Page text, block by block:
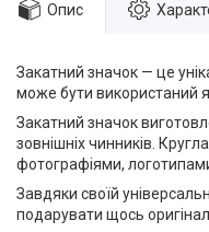
Опис
Закатний значок — це
може бути використаний
Закатний значок
зовнішніх чинників.
фотографіями,
Завдяки своїй
подарувати щось